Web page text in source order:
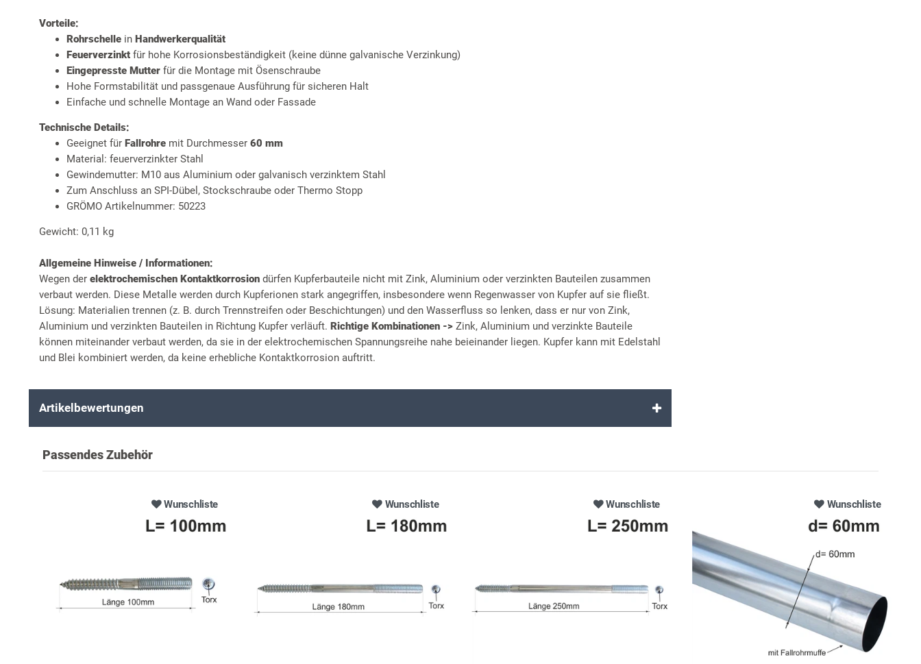
Vorteile:
Rohrschelle in Handwerkerqualität
Feuerverzinkt für hohe Korrosionsbeständigkeit (keine dünne galvanische Verzinkung)
Eingepresste Mutter für die Montage mit Ösenschraube
Hohe Formstabilität und passgenaue Ausführung für sicheren Halt
Einfache und schnelle Montage an Wand oder Fassade
Technische Details:
Geeignet für Fallrohre mit Durchmesser 60 mm
Material: feuerverzinkter Stahl
Gewindemutter: M10 aus Aluminium oder galvanisch verzinktem Stahl
Zum Anschluss an SPI-Dübel, Stockschraube oder Thermo Stopp
GRÖMO Artikelnummer: 50223
Gewicht: 0,11 kg
Allgemeine Hinweise / Informationen:
Wegen der elektrochemischen Kontaktkorrosion dürfen Kupferbauteile nicht mit Zink, Aluminium oder verzinkten Bauteilen zusammen
verbaut werden. Diese Metalle werden durch Kupferionen stark angegriffen, insbesondere wenn Regenwasser von Kupfer auf sie fließt.
Lösung: Materialien trennen (z. B. durch Trennstreifen oder Beschichtungen) und den Wasserfluss so lenken, dass er nur von Zink,
Aluminium und verzinkten Bauteilen in Richtung Kupfer verläuft. Richtige Kombinationen -> Zink, Aluminium und verzinkte Bauteile
können miteinander verbaut werden, da sie in der elektrochemischen Spannungsreihe nahe beieinander liegen. Kupfer kann mit Edelstahl
und Blei kombiniert werden, da keine erhebliche Kontaktkorrosion auftritt.
Artikelbewertungen
Passendes Zubehör
Wunschliste Wunschliste Wunschliste Wunschliste